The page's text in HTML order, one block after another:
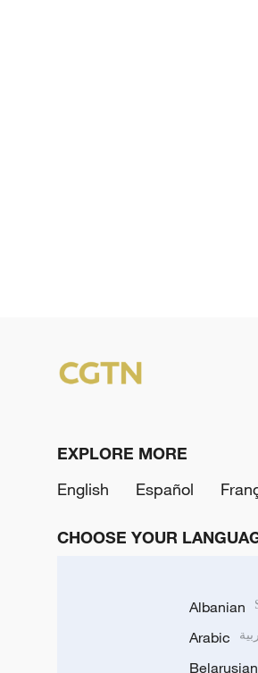
EXPLORE MORE
English
Español
CHOOSE YOUR
Albanian
Arabic
Belarusian